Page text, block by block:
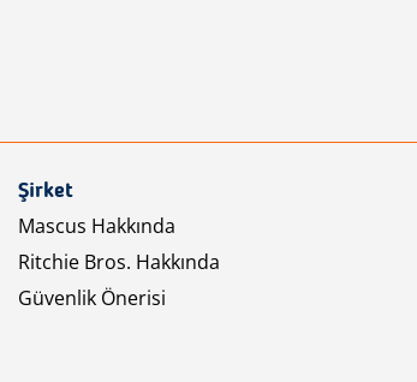
Şirket
Mascus Hakkında
Ritchie Bros. Hakkında
Güvenlik Önerisi